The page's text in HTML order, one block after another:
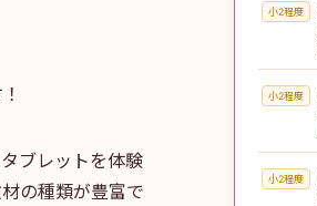
ブレットを体験
の種類が豊富で
小2程度
小2程度
小2程度